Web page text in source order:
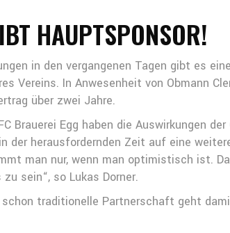
HAUPTSPONSOR!
in den vergangenen Tagen gibt es
Vereins. In Anwesenheit von Obmann
über zwei Jahre.
Brauerei Egg haben die Auswirkungen
der herausfordernden Zeit auf eine
man nur, wenn man optimistisch ist.
sein“, so Lukas Dorner.
traditionelle Partnerschaft geht